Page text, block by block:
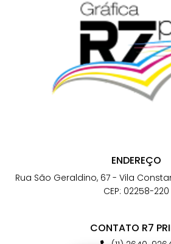
ENDEREÇO
Rua São Geraldino, 67 - Vila
CEP: 02258-220
CONTATO R7